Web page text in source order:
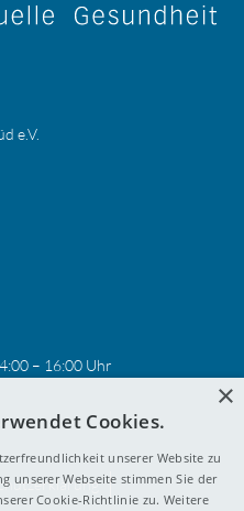
e.V.
– 16:00 Uhr
×
Cookies.
unserer Website zu
unserer Webseite stimmen Sie der
Cookie-Richtlinie zu. Weitere